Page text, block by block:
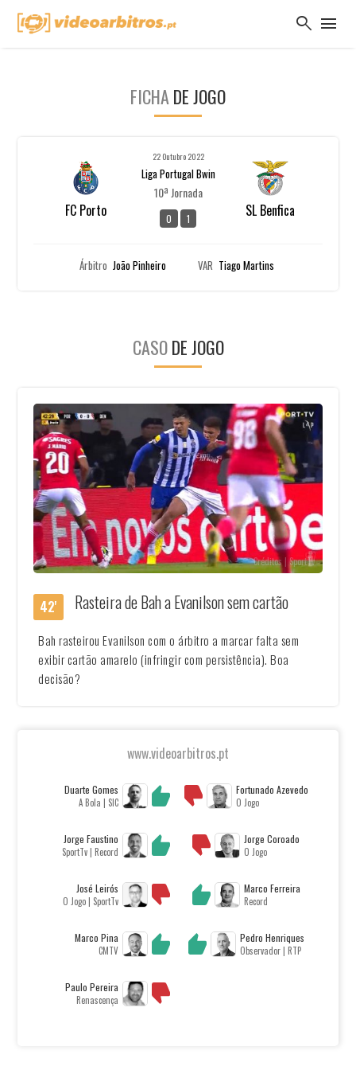
search menu
FICHA DE JOGO
FC Porto
22 Outubro 2022
Liga Portugal Bwin
10ª Jornada
0 1 SL Benfica
Árbitro João Pinheiro VAR Tiago Martins
CASODE JOGO
Créditos | SportTv
42' Rasteira de Bah a Evanilson sem cartão
Bah rasteirou Evanilson com o árbitro a marcar falta sem
exibir cartão amarelo (infringir com persistência). Boa
decisão?
www.videoarbitros.pt
Duarte Gomes
A Bola | SIC
Fortunado Azevedo
O Jogo
Jorge Faustino
SportTv | Record
Jorge Coroado
O Jogo
José Leirós
O Jogo | SportTv
Marco Ferreira
Record
Marco Pina
CMTV
Pedro Henriques
Observador | RTP
Paulo Pereira
Renascença